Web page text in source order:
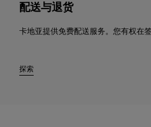
配送与退货
卡地亚提供免费配送服务。您有权在
探索